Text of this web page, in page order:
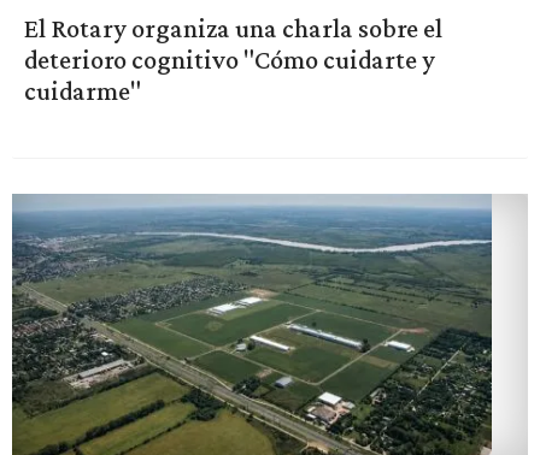
El Rotary organiza una charla sobre el
deterioro cognitivo "Cómo cuidarte y
cuidarme"